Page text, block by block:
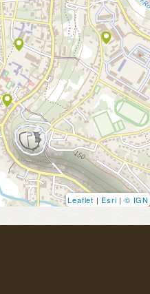
Leaflet | Esri | © IGN